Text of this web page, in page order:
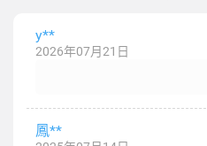
y**
2026年07月21日
鳳**